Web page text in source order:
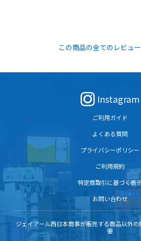
この商品の全てのレビュ
Instagram
ご利用ガイド
よくある質問
プライバシーポリシー
ご利用規約
特定商取引に基づく表
お問い合わせ
ジェイアール西日本商事が販売する商品以外
要